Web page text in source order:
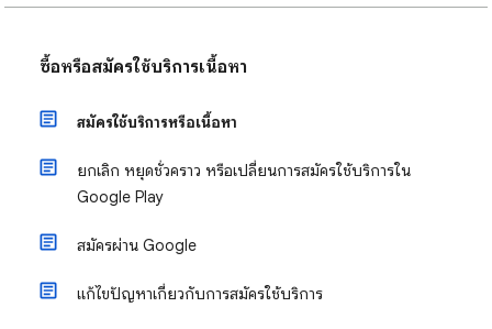
ซื้อหรือสมัครใช้บริการเนื้อหา
สมัครใช้บริการหรือเนื้อหา
ยกเลิก หยุดชั่วคราว หรือเปลี่ยนการสมัครใช้บริการใน
Google Play
สมัครผ่าน Google
แก้ไขปัญหาเกี่ยวกับการสมัครใช้บริการ